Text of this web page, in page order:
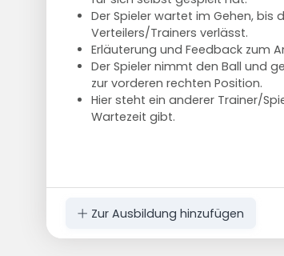
Der Spieler wartet im Gehen, bis
Verteilers/Trainers verlässt.
Erläuterung und Feedback zum
Der Spieler nimmt den Ball und
zur vorderen rechten Position.
Hier steht ein anderer Trainer/
Wartezeit gibt.
Zur Ausbildung hinzufügen